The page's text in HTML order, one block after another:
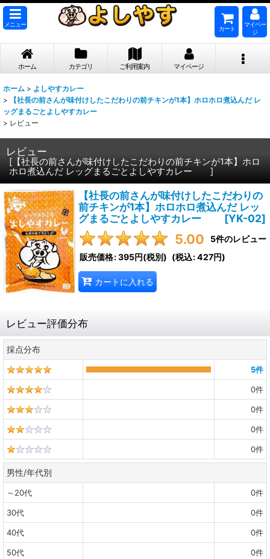
メニュー
カート
マイペー
ジ
ホーム カテゴリ ご利用案内 マイページ
ホーム > よしやすカレー
>
【社長の前さんが味付けしたこだわりの前チキンが1本】ホロホロ煮込んだ レ
ッグまるごとよしやすカレー
> レビュー
レビュー
[ 【社長の前さんが味付けしたこだわりの前チキンが1本】ホロ
ホロ煮込んだ レッグまるごとよしやすカレー ]
【社長の前さんが味付けしたこだわりの
前チキンが1本】ホロホロ煮込んだ レッ
グまるごとよしやすカレー
[YK-02]
5.00 5件のレビュー
販売価格:395円(税別) (税込:427円)
カートに入れる
レビュー評価分布
採点分布
5件
0件
0件
0件
0件
男性/年代別
～20代 0件
30代 0件
40代 0件
50代 0件